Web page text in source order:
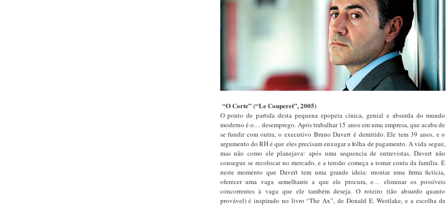
“O Corte” (“Le Couperet”, 2005)
O ponto de partida desta pequena epopeia cínica, genial e absurda do mundo
moderno é o… desemprego. Após trabalhar 15 anos em uma empresa, que acaba de
se fundir com outra, o executivo Bruno Davert é demitido. Ele tem 39 anos, e o
argumento do RH é que eles precisam enxugar a folha de pagamento. A vida segue,
mas não como ele planejava: após uma sequencia de entrevistas, Davert não
consegue se recolocar no mercado, e a tensão começa a tomar conta da família. É
neste momento que Davert tem uma grande ideia: montar uma firma fictícia,
oferecer uma vaga semelhante a que ele procura, e… eliminar os possíveis
concorrentes à vaga que ele também deseja. O roteiro (tão absurdo quanto
provável) é inspirado no livro “The Ax”, de Donald E. Westlake, e a escolha de